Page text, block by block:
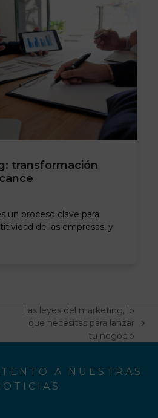
transformación
un proceso clave para
de las empresas, y
next
post:
Las leyes del marketing, lo
que necesitas para lanzar
tu negocio
A NUESTRAS